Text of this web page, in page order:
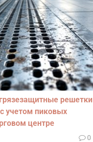
решетки
учетом пиковых
центре
0